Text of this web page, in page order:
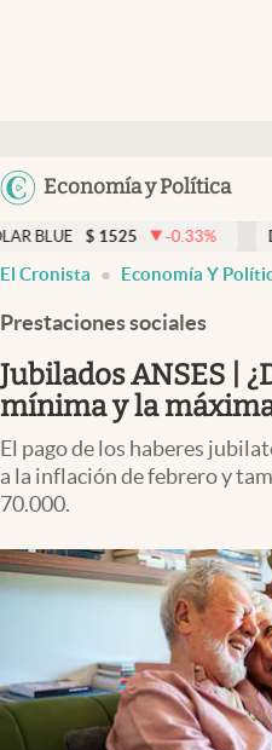
Economía y Política
Members
Economía y Política
Finanzas y Mercados
Mercados Online
Negocios
Columnistas
Otras secciones
Apertura
Infotechnology
Clase
Mundial 2026
Eventos Corporativos
1525 -0.33% DÓLAR
El Cronista Economía Y
Prestaciones sociales
Jubilados ANSES |
mínima y la
El pago de los haberes
a la inflación de febrero y
70.000.